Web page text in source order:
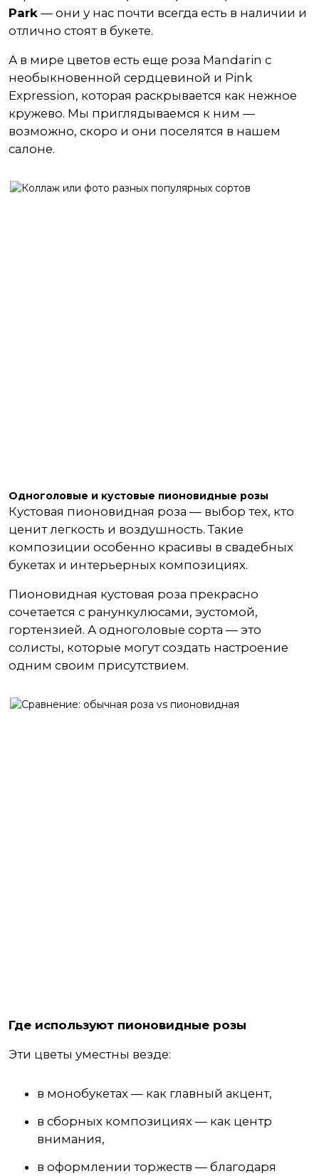
Park — они у нас почти всегда есть в наличии и
отлично стоят в букете.
А в мире цветов есть еще роза Mandarin с
необыкновенной сердцевиной и Pink
Expression, которая раскрывается как нежное
кружево. Мы приглядываемся к ним —
возможно, скоро и они поселятся в нашем
салоне.
Одноголовые и кустовые пионовидные розы
Кустовая пионовидная роза — выбор тех, кто
ценит легкость и воздушность. Такие
композиции особенно красивы в свадебных
букетах и интерьерных композициях.
Пионовидная кустовая роза прекрасно
сочетается с ранункулюсами, эустомой,
гортензией. А одноголовые сорта — это
солисты, которые могут создать настроение
одним своим присутствием.
Где используют пионовидные розы
Эти цветы уместны везде:
в монобукетах — как главный акцент,
в сборных композициях — как центр
внимания,
в оформлении торжеств — благодаря